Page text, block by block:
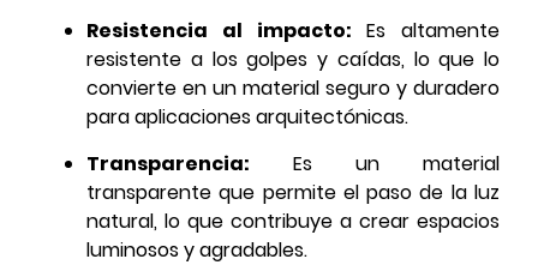
Resistencia al impacto: Es altamente
resistente a los golpes y caídas, lo que lo
convierte en un material seguro y duradero
para aplicaciones arquitectónicas.
Transparencia: Es un material
transparente que permite el paso de la luz
natural, lo que contribuye a crear espacios
luminosos y agradables.